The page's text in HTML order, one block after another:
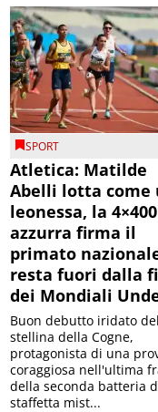
SPORT
Atletica: Matilde
Abelli lotta come
leonessa, la 4×400
azzurra firma il
primato
resta fuori dalla
dei Mondiali
Buon debutto iridato
stellina della Cogne,
protagonista di una
coraggiosa nell'ultima
della seconda batteria
staffetta mist...